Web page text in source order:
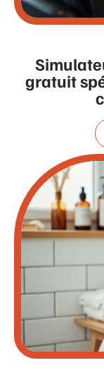
gratuit